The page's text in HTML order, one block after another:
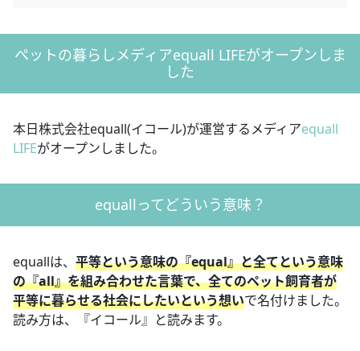
ペットの暮らしメディアequall LIFEがオープンしま
した
本日株式会社equall(イコール)が運営するメディアequall
LIFEがオープンしました。
equallってどういう意味？
equallは、 平等という意味の『equal』と全てという意味
の『all』を組み合わせた言葉で、全てのペット飼育者が
平等に暮らせる社会にしたいという想いで名付けました。
読み方は、『イコール』と読みます。